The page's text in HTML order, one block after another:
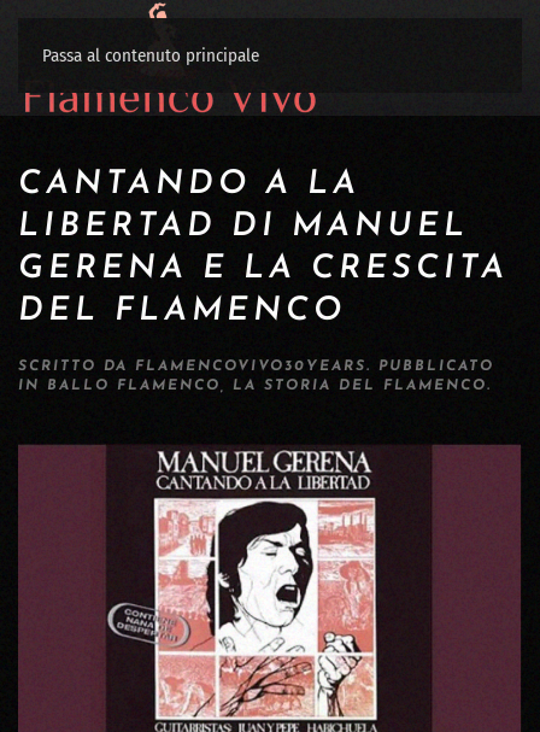
Passa al contenuto principale
CANTANDO A LA
LIBERTAD DI MANUEL
GERENA E LA CRESCITA
DEL FLAMENCO
SCRITTO DA FLAMENCOVIVO30YEARS. PUBBLICATO
IN BALLO FLAMENCO LA STORIA DEL FLAMENCO.